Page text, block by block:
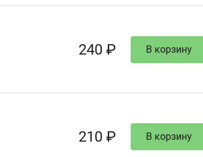
240 ₽ В корзину
210 ₽ В корзину